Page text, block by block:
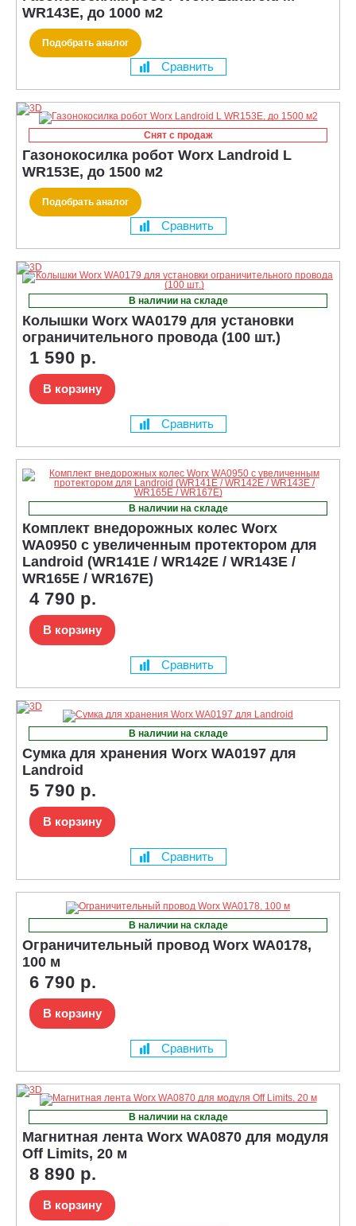
WR143E, до 1000 м2
Подобрать аналог
Сравнить
Снят с продаж
Газонокосилка робот Worx Landroid L
WR153E, до 1500 м2
Подобрать аналог
Сравнить
В наличии на складе
Колышки Worx WA0179 для установки
ограничительного провода (100 шт.)
1 590 р.
В корзину
Сравнить
В наличии на складе
Комплект внедорожных колес Worx
WA0950 с увеличенным протектором для
Landroid (WR141E / WR142E / WR143E /
WR165E / WR167E)
4 790 р.
В корзину
Сравнить
В наличии на складе
Сумка для хранения Worx WA0197 для
Landroid
5 790 р.
В корзину
Сравнить
В наличии на складе
Ограничительный провод Worx WA0178,
100 м
6 790 р.
В корзину
Сравнить
В наличии на складе
Магнитная лента Worx WA0870 для модуля
Off Limits, 20 м
8 890 р.
В корзину